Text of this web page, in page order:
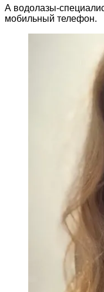
А водолазы-
мобильный телефон.